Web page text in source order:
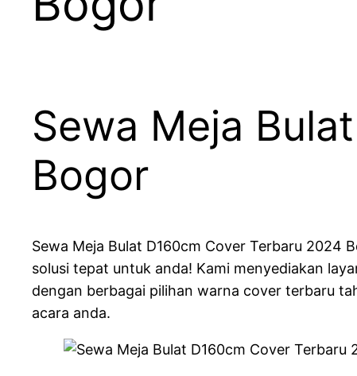
Sewa Meja
Bogor
Sewa Meja Bulat D160cm Cover Terbaru 2024
solusi tepat untuk anda! Kami menyediakan
dengan berbagai pilihan warna cover terbaru
acara anda.